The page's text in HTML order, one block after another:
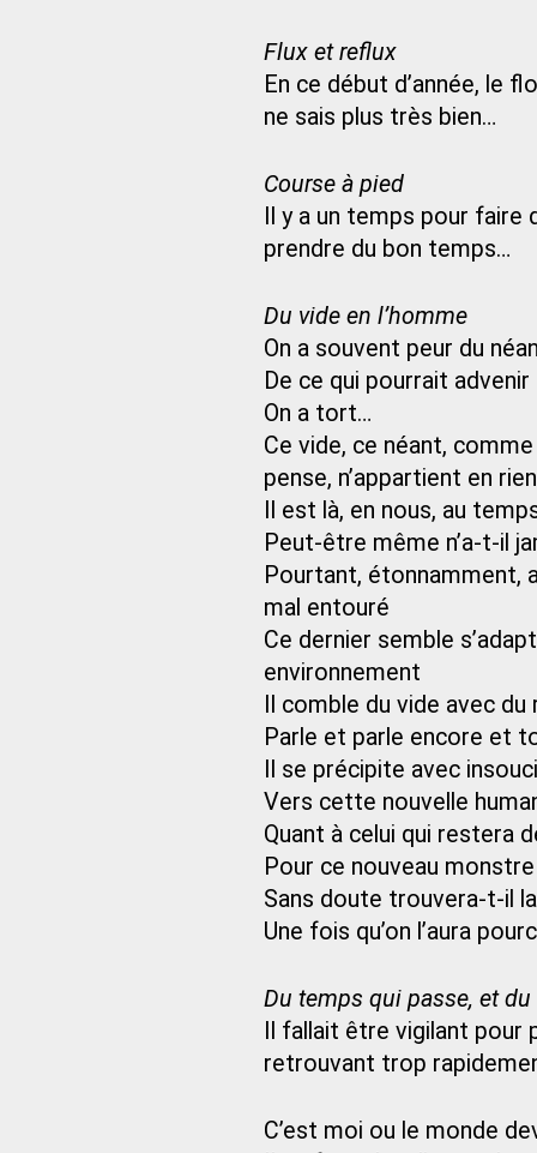
Flux et reflux
En ce début d’année, le
ne sais plus très bien…
Course à pied
Il y a un temps pour
prendre du bon temps…
Du vide en l’homme
On a souvent peur du
De ce qui pourrait
On a tort…
Ce vide, ce néant,
pense, n’appartient en
Il est là, en nous, au
Peut-être même n’a-t-il
Pourtant, étonnamment,
mal entouré
Ce dernier semble
environnement
Il comble du vide avec du
Parle et parle encore et
Il se précipite avec
Vers cette nouvelle
Quant à celui qui restera
Pour ce nouveau
Sans doute trouvera-t-il
Une fois qu’on l’aura
Du temps qui passe, et
Il fallait être vigilant pour
retrouvant trop
C’est moi ou le monde